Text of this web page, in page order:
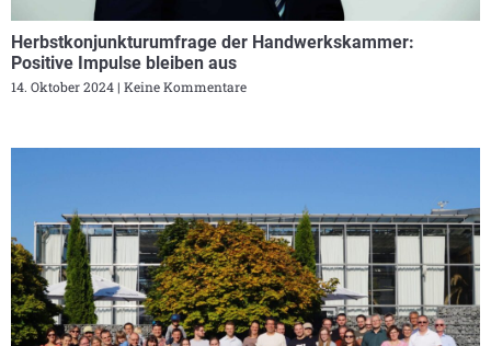
Herbstkonjunkturumfrage der Handwerkskammer:
Positive Impulse bleiben aus
14. Oktober 2024 Keine Kommentare